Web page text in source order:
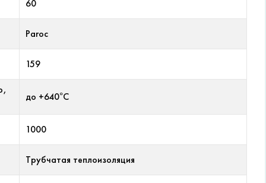
60
Paroc
159
до +640°С
1000
Трубчатая теплоизоляция